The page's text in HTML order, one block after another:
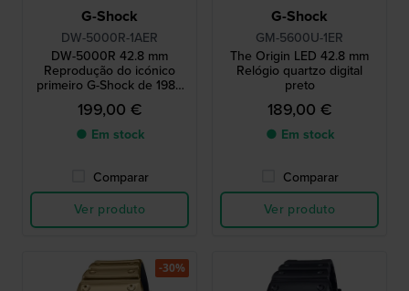
G-Shock
DW-5000R-1AER
DW-5000R 42.8 mm
Reprodução do icónico
primeiro G-Shock de 1983
com caixa em aço
199,00 €
● Em stock
Comparar
Ver produto
G-Shock
GM-5600U-1ER
The Origin LED 42.8 mm
Relógio quartzo digital
preto
189,00 €
● Em stock
Comparar
Ver produto
-30%